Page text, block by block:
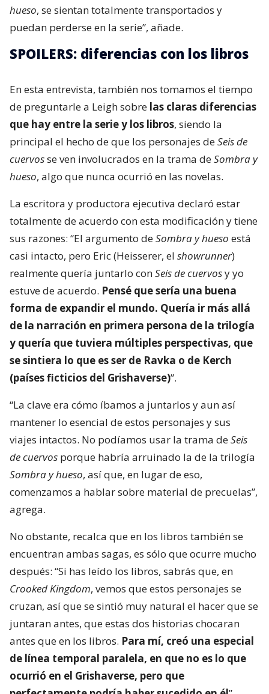
hueso, se sientan totalmente transportados y
puedan perderse en la serie”, añade.
SPOILERS: diferencias con los libros
En esta entrevista, también nos tomamos el tiempo
de preguntarle a Leigh sobre las claras diferencias
que hay entre la serie y los libros, siendo la
principal el hecho de que los personajes deSeis de
cuervosse ven involucrados en la trama deSombra y
hueso, algo que nunca ocurrió en las novelas.
La escritora y productora ejecutiva declaró estar
totalmente de acuerdo con esta modificación y tiene
sus razones: “El argumento deSombra y hueso está
casi intacto, pero Eric (Heisserer, el showrunner)
realmente quería juntarlo conSeis de cuervosy yo
estuve de acuerdo. Pensé que sería una buena
forma de expandir el mundo. Quería ir más allá
de la narración en primera persona de la trilogía
y quería que tuviera múltiples perspectivas, que
se sintiera lo que es ser de Ravka o de Kerch
(países ficticios del Grishaverse)”.
“La clave era cómo íbamos a juntarlos y aun así
mantener lo esencial de estos personajes y sus
viajes intactos. No podíamos usar la trama deSeis
de cuervos porque habría arruinado la de la trilogía
Sombra y hueso, así que, en lugar de eso,
comenzamos a hablar sobre material de precuelas”,
agrega.
No obstante, recalca que en los libros también se
encuentran ambas sagas, es sólo que ocurre mucho
después: “Si has leído los libros, sabrás que, en
Crooked Kingdom, vemos que estos personajes se
cruzan, así que se sintió muy natural el hacer que se
juntaran antes, que estas dos historias chocaran
antes que en los libros. Para mí, creó una especial
de línea temporal paralela, en que no es lo que
ocurrió en el Grishaverse, pero que